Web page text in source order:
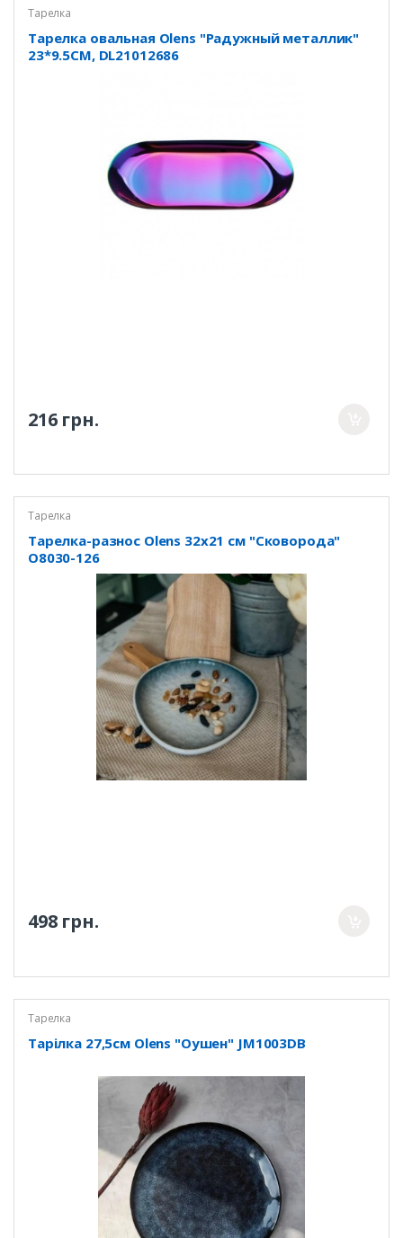
Тарелка
Тарелка овальная Olens "Радужный металлик"
23*9.5CM, DL21012686
216 грн.
Тарелка
Тарелка-разнос Olens 32х21 см "Сковорода"
O8030-126
498 грн.
Тарелка
Тарілка 27,5см Olens "Оушен" JM1003DB